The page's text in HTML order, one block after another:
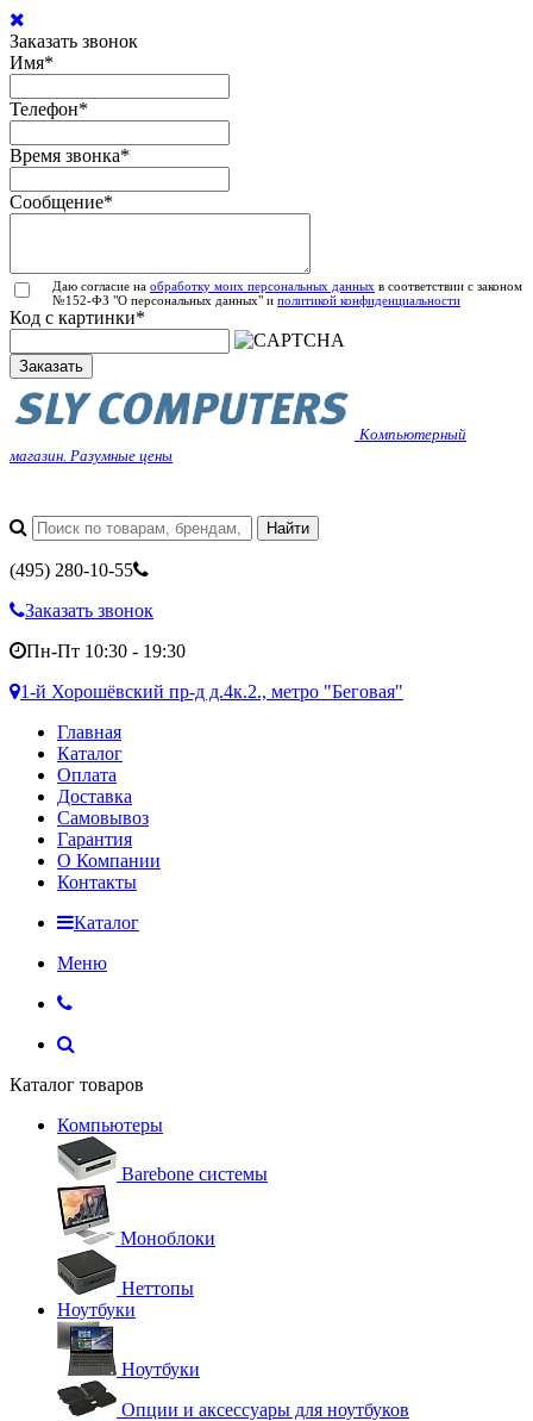
Заказать звонок
Имя*
Телефон*
Время звонка*
Сообщение*
Даю согласие на обработку моих персональных данных в соответствии с законом
№152-ФЗ "О персональных данных" и политикой конфиденциальности
Код с картинки*
Заказать
Компьютерный
магазин. Разумные цены
(495) 280-10-55
Заказать звонок
Пн-Пт 10:30 - 19:30
1-й Хорошёвский пр-д д.4к.2., метро "Беговая"
Главная
Каталог
Оплата
Доставка
Самовывоз
Гарантия
О Компании
Контакты
Каталог
Меню
Каталог товаров
Компьютеры
Barebone системы
Моноблоки
Неттопы
Ноутбуки
Ноутбуки
Опции и аксессуары для ноутбуков